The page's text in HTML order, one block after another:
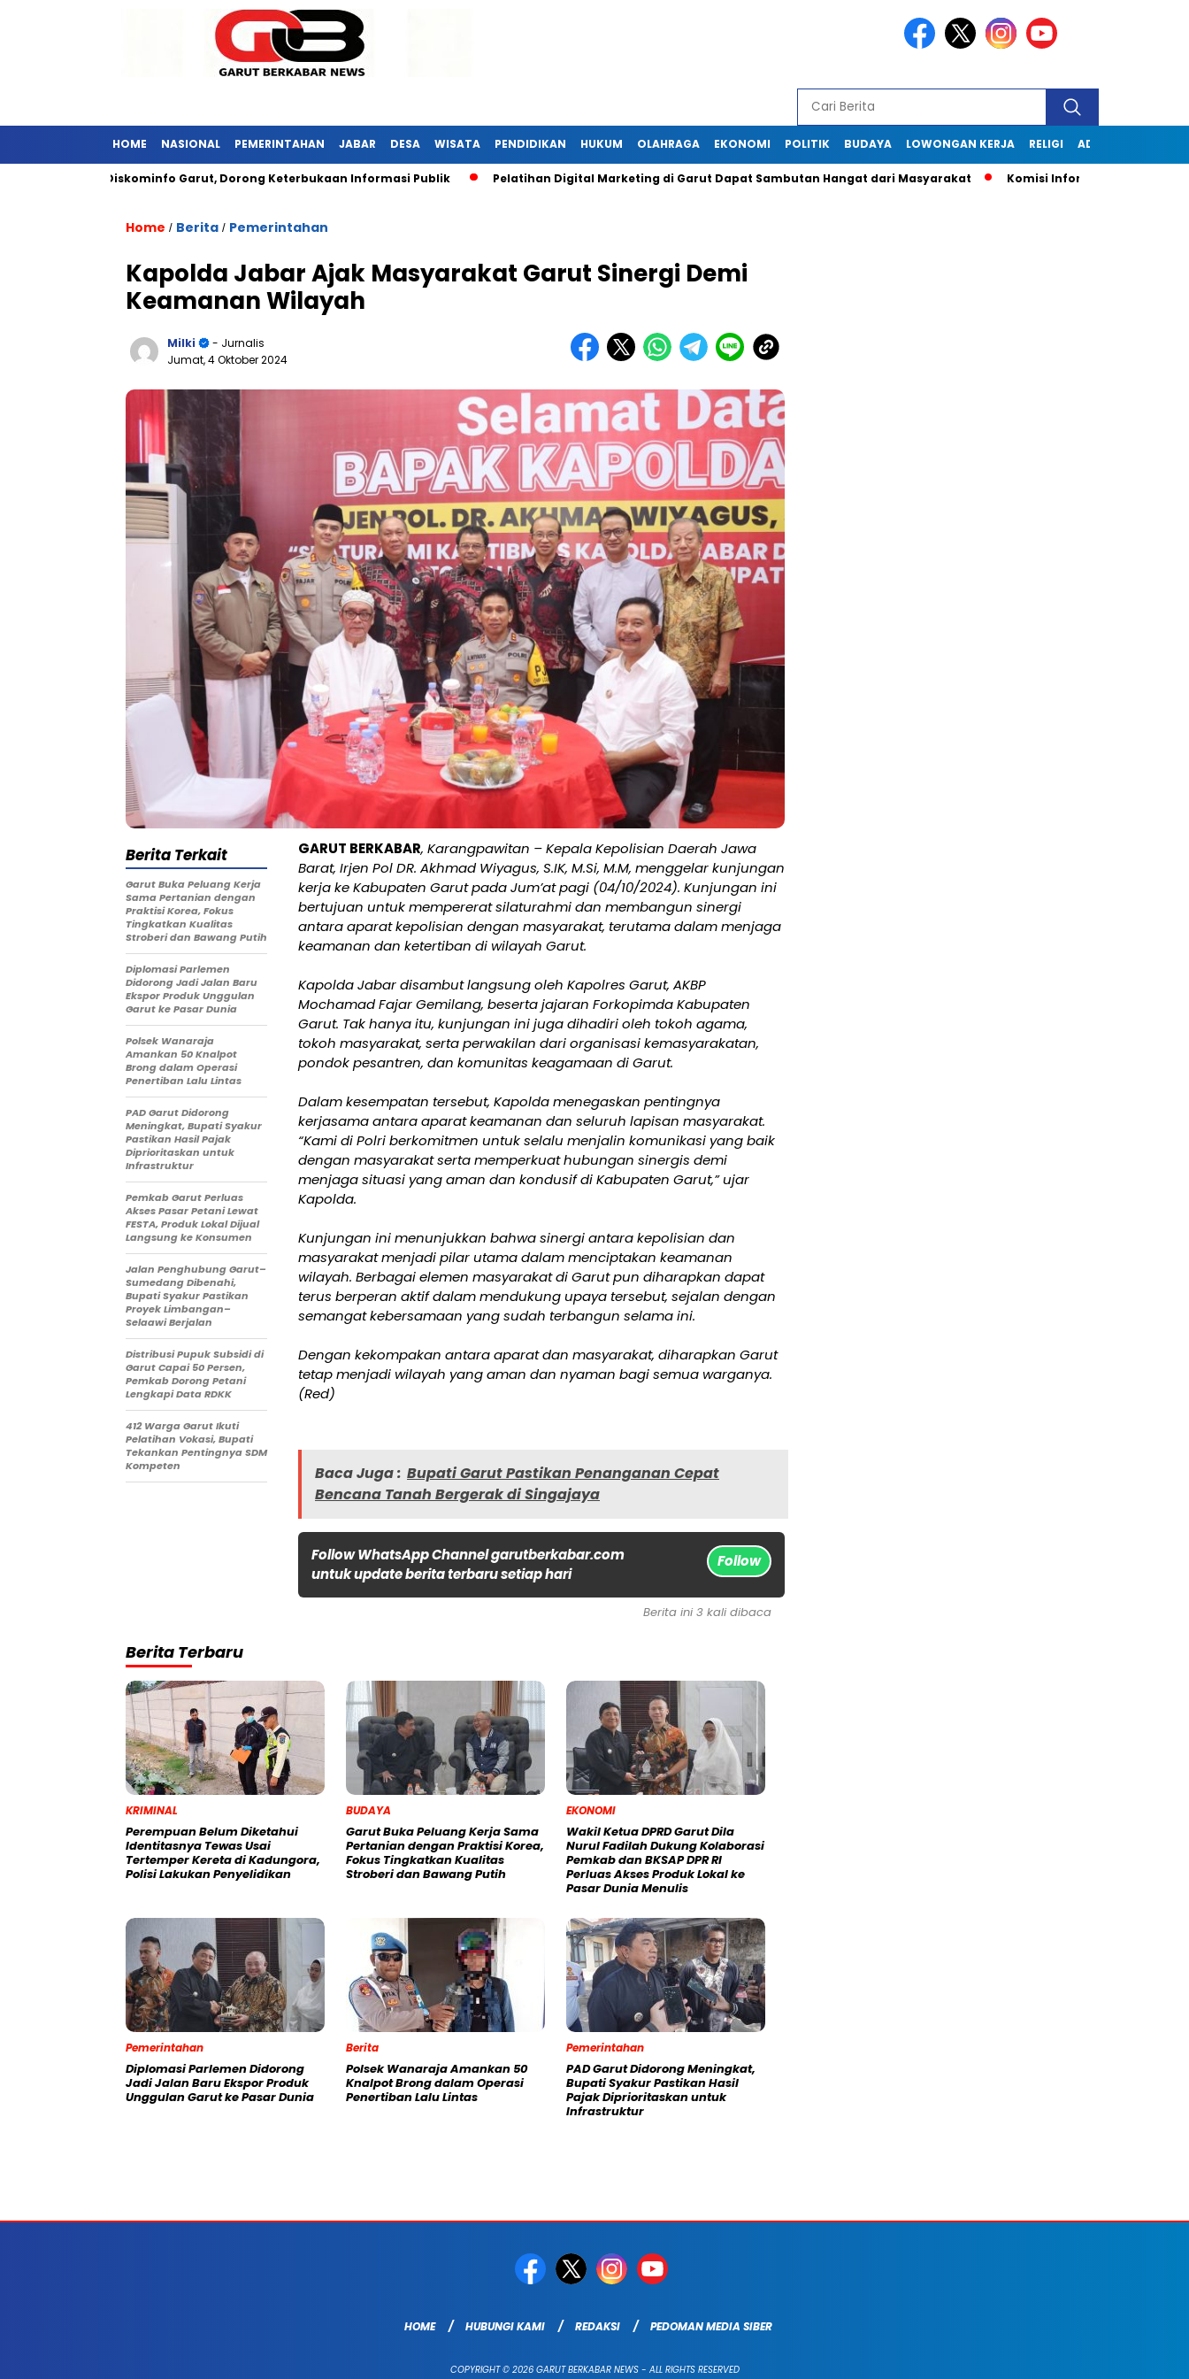
HOME NASIONAL PEMERINTAHAN JABAR DESA WISATA PENDIDIKAN HUKUM OLAHRAGA EKONOMI POLITIK BUDAYA LOWONGAN KERJA RELIGI ADVERTORIAL
Kunjungi Diskominfo Garut, Dorong Keterbukaan Informasi Publik Pelatihan Digital Marketing di Garut Dapat Sambutan Hangat dari Masyarakat Komisi Informasi Jabar Kunjungi
Home / Berita / Pemerintahan
Kapolda Jabar Ajak Masyarakat Garut Sinergi Demi
Keamanan Wilayah
Milki
- Jurnalis
Jumat, 4 Oktober 2024
GARUT BERKABAR, Karangpawitan – Kepala Kepolisian Daerah Jawa
Barat, Irjen Pol DR. Akhmad Wiyagus, S.IK, M.Si, M.M, menggelar kunjungan
kerja ke Kabupaten Garut pada Jum’at pagi (04/10/2024). Kunjungan ini
bertujuan untuk mempererat silaturahmi dan membangun sinergi
antara aparat kepolisian dengan masyarakat, terutama dalam menjaga
keamanan dan ketertiban di wilayah Garut.
Kapolda Jabar disambut langsung oleh Kapolres Garut, AKBP
Mochamad Fajar Gemilang, beserta jajaran Forkopimda Kabupaten
Garut. Tak hanya itu, kunjungan ini juga dihadiri oleh tokoh agama,
tokoh masyarakat, serta perwakilan dari organisasi kemasyarakatan,
pondok pesantren, dan komunitas keagamaan di Garut.
Dalam kesempatan tersebut, Kapolda menegaskan pentingnya
kerjasama antara aparat keamanan dan seluruh lapisan masyarakat.
“Kami di Polri berkomitmen untuk selalu menjalin komunikasi yang baik
dengan masyarakat serta memperkuat hubungan sinergis demi
menjaga situasi yang aman dan kondusif di Kabupaten Garut,” ujar
Kapolda.
Kunjungan ini menunjukkan bahwa sinergi antara kepolisian dan
masyarakat menjadi pilar utama dalam menciptakan keamanan
wilayah. Berbagai elemen masyarakat di Garut pun diharapkan dapat
terus berperan aktif dalam mendukung upaya tersebut, sejalan dengan
semangat kebersamaan yang sudah terbangun selama ini.
Dengan kekompakan antara aparat dan masyarakat, diharapkan Garut
tetap menjadi wilayah yang aman dan nyaman bagi semua warganya.
(Red)
Baca Juga : Bupati Garut Pastikan Penanganan Cepat
Bencana Tanah Bergerak di Singajaya
Follow WhatsApp Channel garutberkabar.com
untuk update berita terbaru setiap hari
Follow
Berita Terkait
Garut Buka Peluang Kerja
Sama Pertanian dengan
Praktisi Korea, Fokus
Tingkatkan Kualitas
Stroberi dan Bawang Putih
Diplomasi Parlemen
Didorong Jadi Jalan Baru
Ekspor Produk Unggulan
Garut ke Pasar Dunia
Polsek Wanaraja
Amankan 50 Knalpot
Brong dalam Operasi
Penertiban Lalu Lintas
PAD Garut Didorong
Meningkat, Bupati Syakur
Pastikan Hasil Pajak
Diprioritaskan untuk
Infrastruktur
Pemkab Garut Perluas
Akses Pasar Petani Lewat
FESTA, Produk Lokal Dijual
Langsung ke Konsumen
Jalan Penghubung Garut–
Sumedang Dibenahi,
Bupati Syakur Pastikan
Proyek Limbangan–
Selaawi Berjalan
Distribusi Pupuk Subsidi di
Garut Capai 50 Persen,
Pemkab Dorong Petani
Lengkapi Data RDKK
412 Warga Garut Ikuti
Pelatihan Vokasi, Bupati
Tekankan Pentingnya SDM
Kompeten
Berita ini 3 kali dibaca
Berita Terbaru
KRIMINAL
Perempuan Belum Diketahui
Identitasnya Tewas Usai
Tertemper Kereta di Kadungora,
Polisi Lakukan Penyelidikan
BUDAYA
Garut Buka Peluang Kerja Sama
Pertanian dengan Praktisi Korea,
Fokus Tingkatkan Kualitas
Stroberi dan Bawang Putih
EKONOMI
Wakil Ketua DPRD Garut Dila
Nurul Fadilah Dukung Kolaborasi
Pemkab dan BKSAP DPR RI
Perluas Akses Produk Lokal ke
Pasar Dunia Menulis
Pemerintahan
Diplomasi Parlemen Didorong
Jadi Jalan Baru Ekspor Produk
Unggulan Garut ke Pasar Dunia
Berita
Polsek Wanaraja Amankan 50
Knalpot Brong dalam Operasi
Penertiban Lalu Lintas
Pemerintahan
PAD Garut Didorong Meningkat,
Bupati Syakur Pastikan Hasil
Pajak Diprioritaskan untuk
Infrastruktur
HOME HUBUNGI KAMI REDAKSI PEDOMAN MEDIA SIBER
COPYRIGHT © 2026 GARUT BERKABAR NEWS - ALL RIGHTS RESERVED